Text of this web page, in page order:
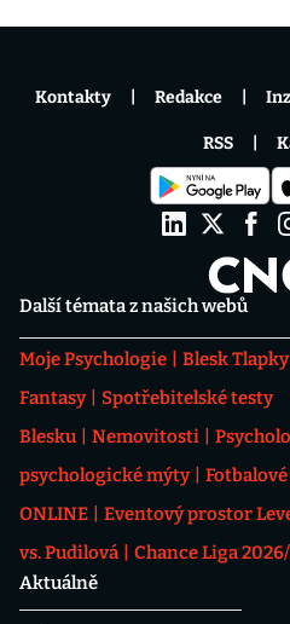
Další témata z našich webů
Moje Psychologie Blesk Tlapky
Fantasy
Spotřebitelské testy
Blesku
Nemovitosti
psychologické mýty
ONLINE
Eventový prostor
vs. Pudilová
Chance Liga
Aktuálně
Kontakty Redakce
RSS